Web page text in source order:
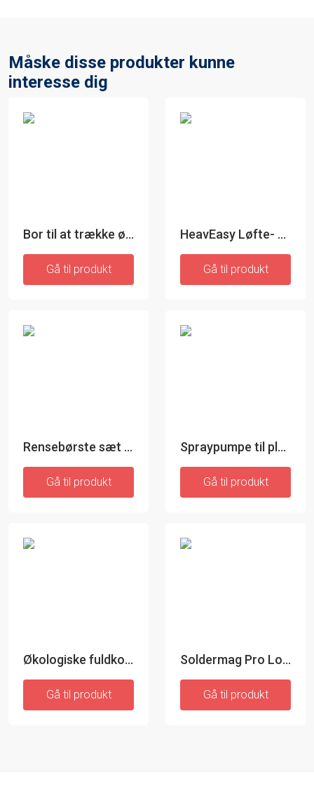
Måske disse produkter kunne
interesse dig
Bor til at trække ødelagte skruer ud - InnovaGoods
Gå til produkt
HeavEasy Løfte- og transportværktøj
Gå til produkt
Rensebørste sæt til boremaskine - InnovaGoods
Gå til produkt
Spraypumpe til plastflaske - 1 styk
Gå til produkt
Økologiske fuldkornsskruer - 400 gr
Gå til produkt
Soldermag Pro Loddestativ
Gå til produkt